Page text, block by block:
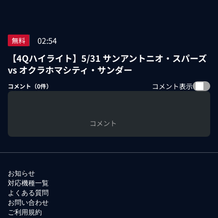
無料 02:54
【4Qハイライト】5/31 サンアントニオ・スパーズ
vs オクラホマシティ・サンダー
コメント（0件） コメント表示
コメント
お知らせ
対応機種一覧
よくある質問
お問い合わせ
ご利用規約